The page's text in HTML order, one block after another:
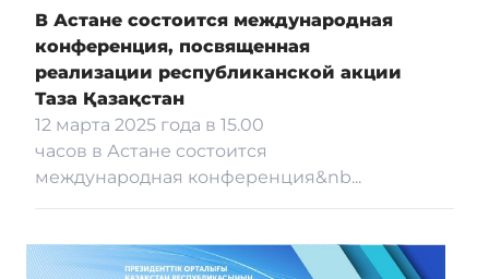
В Астане состоится международная
конференция, посвященная
реализации республиканской акции
Таза Қазақстан
12 марта 2025 года в 15.00
часов в Астане состоится
международная конференция&nb...